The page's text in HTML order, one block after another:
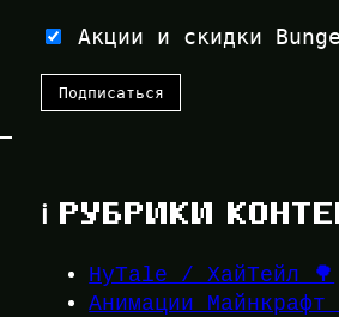
Акции и скидки
ℹ️ РУБРИКИ
HyTale / ХайТейл 🌳
Анимации